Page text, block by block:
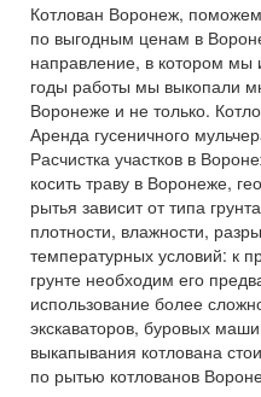
Котлован Воронеж,
по выгодным ценам в
направление, в котором
годы работы мы выкопали
Воронеже и не только.
Аренда гусеничного
Расчистка участков в
косить траву в Воронеже,
рытья зависит от типа
плотности, влажности,
температурных условий: к
грунте необходим его
использование более
экскаваторов, буровых
выкапывания котлована
по рытью котлованов